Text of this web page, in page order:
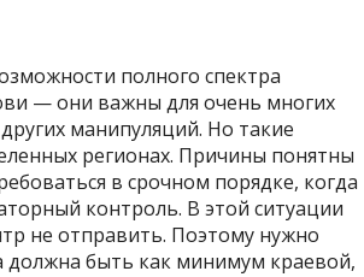
полного спектра
— они важны для очень многих
манипуляций. Но такие
регионах. Причины понятны
в срочном порядке, когда
контроль. В этой ситуации
не отправить. Поэтому нужно
должна быть как минимум краевой,